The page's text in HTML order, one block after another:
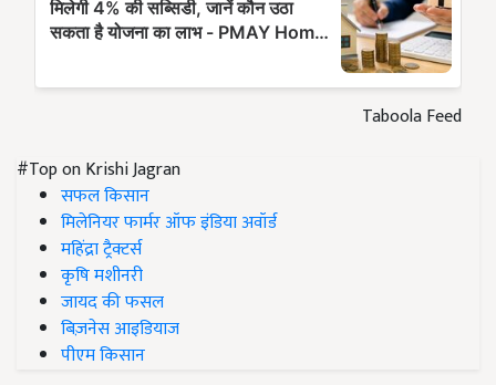
Taboola Feed
#Top on Krishi Jagran
सफल किसान
मिलेनियर फार्मर ऑफ इंडिया अवॉर्ड
महिंद्रा ट्रैक्टर्स
कृषि मशीनरी
जायद की फसल
बिज़नेस आइडियाज
पीएम किसान